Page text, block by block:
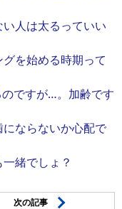
人は太るっていい
を始める時期って
ですが…。加齢です
ならないか心配で
緒でしょ？
次の記事